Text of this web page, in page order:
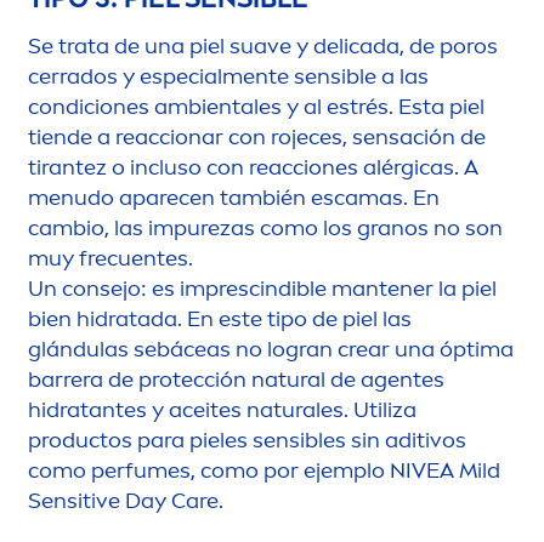
Se trata de una piel suave y delicada, de poros
cerrados y especialmente sensible a las
condiciones ambientales y al estrés. Esta piel
tiende a reaccionar con rojeces, sensación de
tirantez o incluso con reacciones alérgicas. A
menudo aparecen también escamas. En
cambio, las impurezas como los granos no son
muy frecuentes.
Un consejo: es imprescindible mantener la piel
bien hidratada. En este tipo de piel las
glándulas sebáceas no logran crear una óptima
barrera de protección natural de agentes
hidratantes y aceites naturales. Utiliza
productos para pieles sensibles sin aditivos
como perfumes, como por ejemplo NIVEAMild
Sensitive Day Care.